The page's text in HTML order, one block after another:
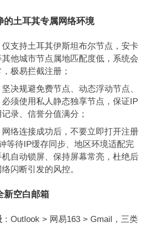
的土耳其专属网络环境
仅支持土耳其伊斯坦布尔节点，安卡
他城市节点属地匹配度低，系统会
极易拦截注册；
坚决规避免费节点、动态浮动节点、
须使用私人静态独享节点，保证IP
录、信誉分值满分；
网络连接成功后，不要立即打开注册
等待IP缓存同步、地区环境适配完
自动锁屏、保持屏幕常亮，杜绝后
闪断引发的风控。
新空白邮箱
：Outlook > 网易163 > Gmail，三类